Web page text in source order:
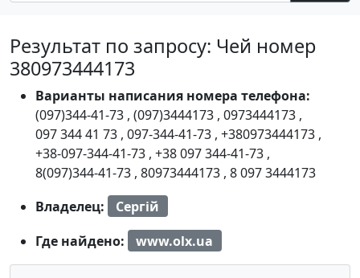
Результат по запросу: Чей номер
380973444173
Варианты написания номера телефона:
(097)344-41-73 , (097)3444173 , 0973444173 ,
097 344 41 73 , 097-344-41-73 , +380973444173 ,
+38-097-344-41-73 , +38 097 344-41-73 ,
8(097)344-41-73 , 80973444173 , 8 097 3444173
Владелец:
Сергій
Где найдено:
www.olx.ua